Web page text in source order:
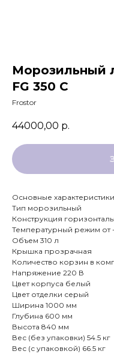
Морозильный
FG 350 C
Frostor
44000,00 р.
Основные характеристики
Тип морозильный
Конструкция
Температурный режим от
Объем 310 л
Крышка прозрачная
Количество корзин в
Напряжение 220 В
Цвет корпуса белый
Цвет отделки серый
Ширина 1000 мм
Глубина 600 мм
Высота 840 мм
Вес (без упаковки) 54.5 кг
Вес (с упаковкой) 66.5 кг